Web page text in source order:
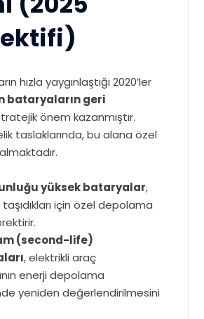
hızla yaygınlaştığı 2020’ler
bataryaların geri
önem kazanmıştır.
taslaklarında, bu alana özel
yüksek bataryalar,
taşıdıkları için özel depolama
(second-life)
, elektrikli araç
enerji depolama
yeniden değerlendirilmesini